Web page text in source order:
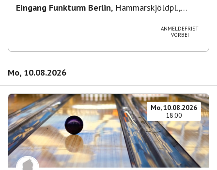
Eingang Funkturm Berlin, Hammarskjöldpl.,
ANMELDEFRIST
VORBEI
Mo, 10.08.2026
Mo, 10.08.2026
18:00